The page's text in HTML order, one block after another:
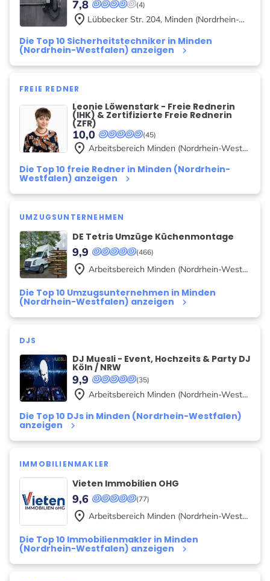
(4)
7,8
Die Top 10 Sicherheitstechniker in Minden
(Nordrhein-Westfalen) anzeigen keyboard_arrow_right
place Lübbecker Str. 204, Minden (Nordrhein-Westfalen)
FREIE REDNER
Leonie Löwenstark - Freie Rednerin
(IHK) & Zertifizierte Freie Rednerin
(ZFR)
(45)
10,0
Die Top 10 freie Redner in Minden (Nordrhein-
Westfalen) anzeigen keyboard_arrow_right
place Arbeitsbereich Minden (Nordrhein-Westfalen)
UMZUGSUNTERNEHMEN
DE Tetris Umzüge Küchenmontage
(466)
9,9
Die Top 10 Umzugsunternehmen in Minden
(Nordrhein-Westfalen) anzeigen keyboard_arrow_right
place Arbeitsbereich Minden (Nordrhein-Westfalen)
DJS
DJ Muesli - Event, Hochzeits & Party DJ
Köln / NRW
(35)
9,9
Die Top 10 DJs in Minden (Nordrhein-Westfalen)
anzeigen keyboard_arrow_right
place Arbeitsbereich Minden (Nordrhein-Westfalen)
IMMOBILIENMAKLER
Vieten Immobilien OHG
(77)
9,6
Die Top 10 Immobilienmakler in Minden
(Nordrhein-Westfalen) anzeigen keyboard_arrow_right
place Arbeitsbereich Minden (Nordrhein-Westfalen)